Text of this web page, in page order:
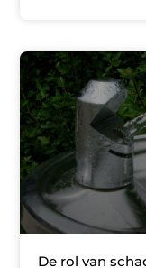
De rol van